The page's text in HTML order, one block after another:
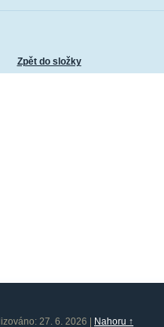
Zpět do složky
27. 6. 2026 Nahoru ↑